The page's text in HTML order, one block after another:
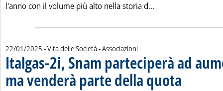
l'anno con il volume più alto nella storia d...
22/01/2025 - Vita delle Società - Associazioni
Italgas-2i, Snam parteciperà ad
ma venderà parte della quota